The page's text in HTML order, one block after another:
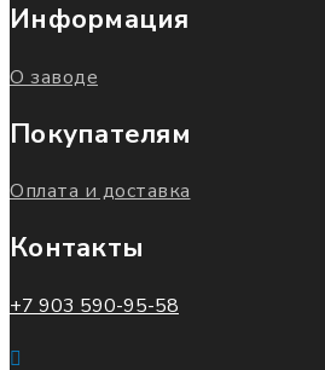
Информация
О заводе
Покупателям
Оплата и доставка
Контакты
+7 903 590-95-58